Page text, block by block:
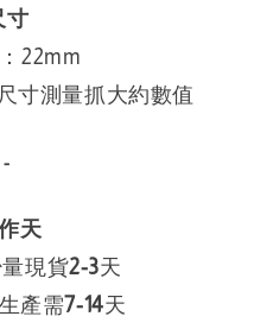
寸
22mm
寸測量抓大約數值
-
天
現貨2-3天
產需7-14天